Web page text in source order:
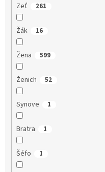
Zeť 261
Žák 16
Žena 599
Ženich 52
Synove 1
Bratra 1
Šéfo 1